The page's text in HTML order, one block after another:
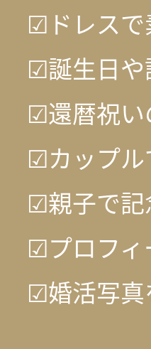
☑ドレスで
☑誕生日や
☑還暦祝い
☑カップル
☑親子で記
☑プロフィ
☑婚活写真